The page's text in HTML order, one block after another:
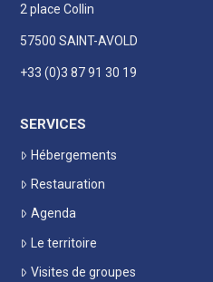
2 place Collin
57500 SAINT-AVOLD
+33 (0)3 87 91 30 19
SERVICES
Hébergements
Restauration
Agenda
Le territoire
Visites de groupes